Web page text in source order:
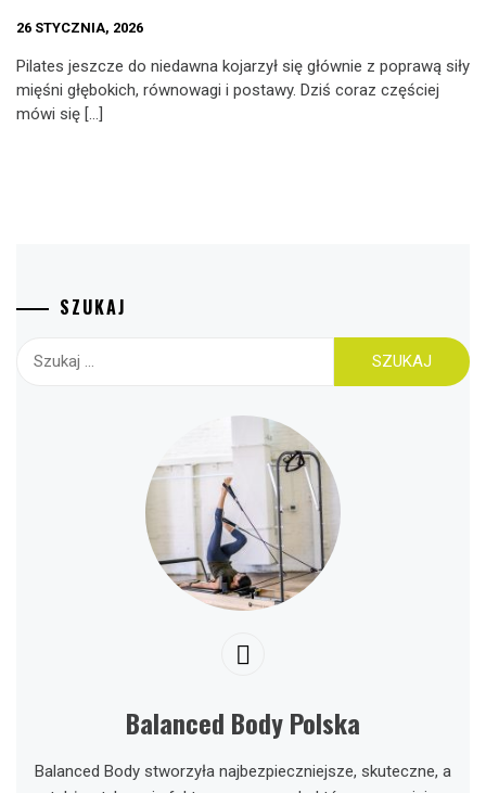
26 STYCZNIA, 2026
Pilates jeszcze do niedawna kojarzył się głównie z poprawą siły
mięśni głębokich, równowagi i postawy. Dziś coraz częściej
mówi się […]
SZUKAJ
Balanced Body Polska
Balanced Body stworzyła najbezpieczniejsze, skuteczne, a